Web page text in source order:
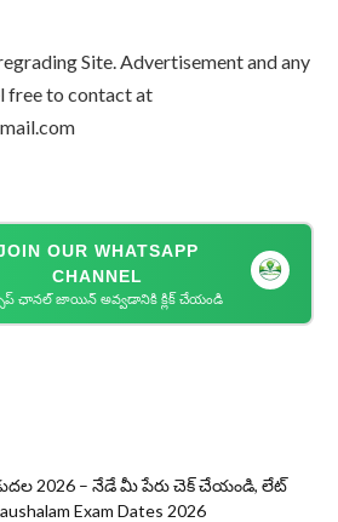
Site. Advertisement and any
free to contact at
OUR WHATSAPP
CHANNEL
ఛానల్ జాయిన్ అవ్వడానికి క్లిక్ చేయండి
2026 – నేడే మీ పేరు చెక్ చేయండి, లేట్
Exam Dates 2026